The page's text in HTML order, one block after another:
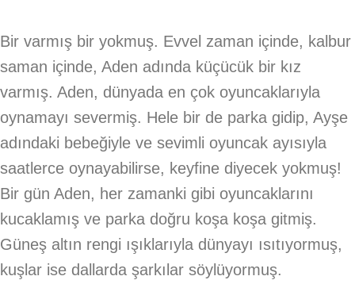
Bir varmış bir yokmuş. Evvel zaman içinde, kalbur
saman içinde, Aden adında küçücük bir kız
varmış. Aden, dünyada en çok oyuncaklarıyla
oynamayı severmiş. Hele bir de parka gidip, Ayşe
adındaki bebeğiyle ve sevimli oyuncak ayısıyla
saatlerce oynayabilirse, keyfine diyecek yokmuş!
Bir gün Aden, her zamanki gibi oyuncaklarını
kucaklamış ve parka doğru koşa koşa gitmiş.
Güneş altın rengi ışıklarıyla dünyayı ısıtıyormuş,
kuşlar ise dallarda şarkılar söylüyormuş.